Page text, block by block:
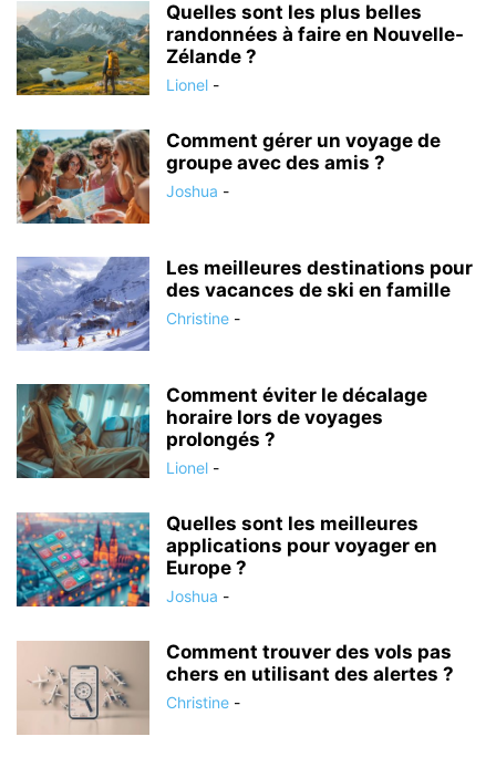
Quelles sont les plus belles
randonnées à faire en Nouvelle-
Zélande ?
Lionel -
Comment gérer un voyage de
groupe avec des amis ?
Joshua -
Les meilleures destinations pour
des vacances de ski en famille
Christine -
Comment éviter le décalage
horaire lors de voyages
prolongés ?
Lionel -
Quelles sont les meilleures
applications pour voyager en
Europe ?
Joshua -
Comment trouver des vols pas
chers en utilisant des alertes ?
Christine -